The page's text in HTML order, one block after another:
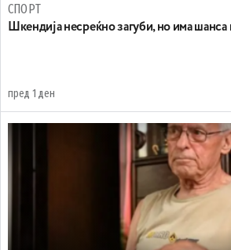
СПОРТ
Шкендија несреќно загуби, но има
пред 1 ден